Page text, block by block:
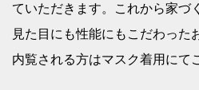
ていただきます。これから家づ
見た目にも性能にもこだわっ
内覧される方はマスク着用にて